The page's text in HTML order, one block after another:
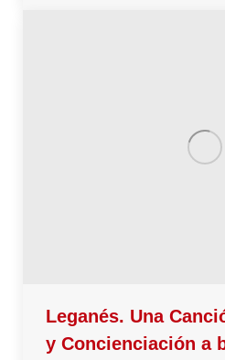
Leganés. Una
y Concienciación a